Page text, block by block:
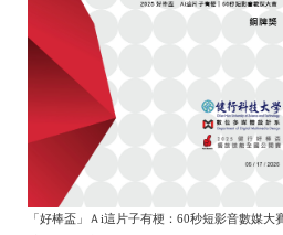
「好棒盃」Ａi這片子有梗：60秒短影音數媒